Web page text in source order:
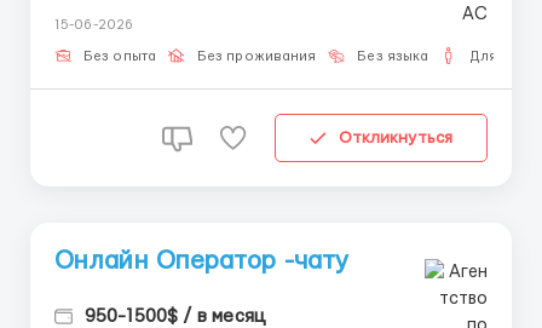
мовою. Для роботи тобі знадобиться: Власний
ноутбук або ПК (це обов'язкова умова); ...
15-06-2026
Без опыта Без проживания Без языка Для
Откликнуться
Онлайн Оператор -чату
950-1500$ / в месяц